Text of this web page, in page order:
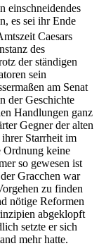
einschneidendes
es sei ihr Ende
Caesars
des
der ständigen
sein
am Senat
der Geschichte
Handlungen ganz
Gegner der alten
Starrheit im
Ordnung keine
so gewesen ist
Gracchen war
zu finden
nötige Reformen
abgeklopft
setzte er sich
mehr hatte.